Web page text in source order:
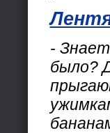
-
было?